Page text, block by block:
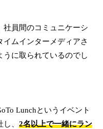
社員間のコミュニケーシ
イムインターメディアさ
うに取られているのでし
Lunchというイベント
し、2名以上で一緒にラン